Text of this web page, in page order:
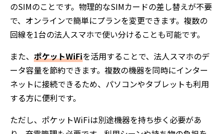
のSIMのことです。物理的なSIMカードの差し替えが不要
で、オンラインで簡単にプランを変更できます。複数の
回線を1台の法人スマホで使い分けることも可能です。
また、 ポケットWiFiを活用することで、法人スマホのデ
ータ容量を節約できます。複数の機器を同時にインター
ネットに接続できるため、パソコンやタブレットも利用
する方に便利です。
ただし、ポケットWiFiは別途機器を持ち歩く必要があ